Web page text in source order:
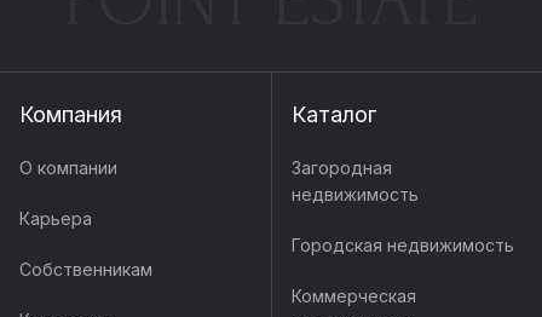
Компания
О компании
Карьера
Собственникам
Каталог
Загородная
недвижимость
Городская недвижимость
Коммерческая